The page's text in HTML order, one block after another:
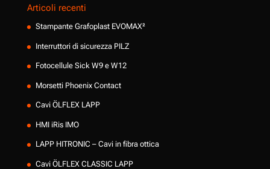
Articoli recenti
Stampante Grafoplast EVOMAX²
Interruttori di sicurezza PILZ
Fotocellule Sick W9 e W12
Morsetti Phoenix Contact
Cavi ÖLFLEX LAPP
HMI iRis IMO
LAPP HITRONIC – Cavi in fibra ottica
Cavi ÖLFLEX CLASSIC LAPP